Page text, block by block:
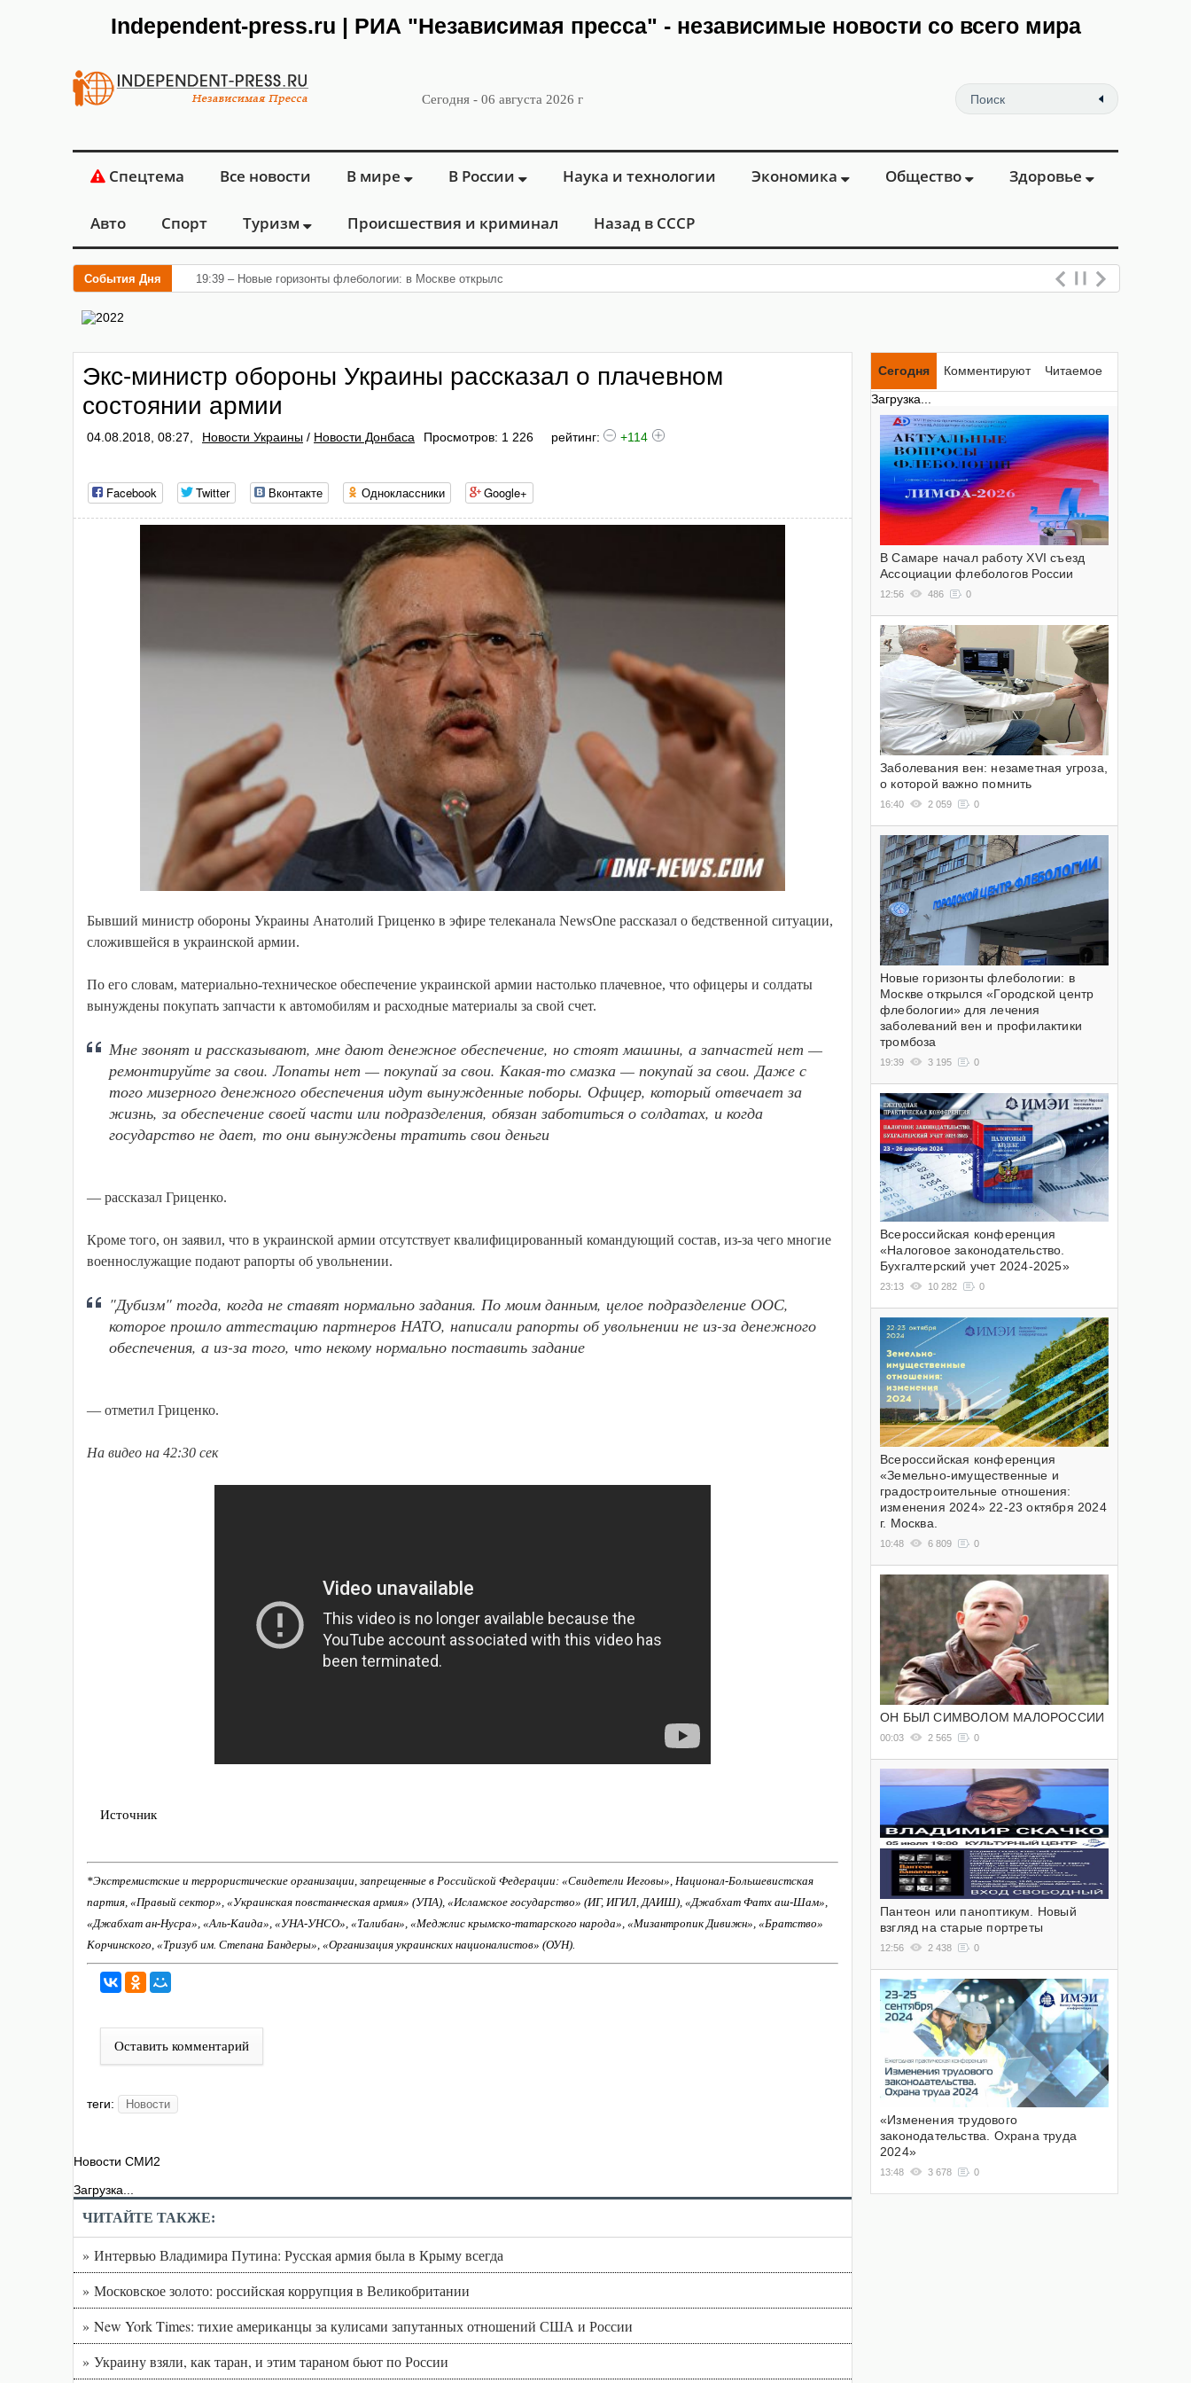
Independent-press.ru | РИА "Независимая пресса" - независимые новости со всего мира
Сегодня - 06 августа 2026 г
Спецтема Все новости В мире В России Наука и технологии Экономика Общество Здоровье
Авто Спорт Туризм Происшествия и криминал Назад в СССР
События Дня 19:39 – Новые горизонты флебологии: в Москве открылся «Городской центр флебологии» д
Экс-министр обороны Украины рассказал о плачевном
состоянии армии‍
04.08.2018, 08:27, Новости Украины / Новости Донбаса Просмотров: 1 226 рейтинг: +114
Facebook Twitter Вконтакте Одноклассники Google+
Бывший министр обороны Украины Анатолий Гриценко в эфире телеканала NewsOne рассказал о бедственной ситуации,
сложившейся в украинской армии.
По его словам, материально-техническое обеспечение украинской армии настолько плачевное, что офицеры и солдаты
вынуждены покупать запчасти к автомобилям и расходные материалы за свой счет.
Мне звонят и рассказывают, мне дают денежное обеспечение, но стоят машины, а запчастей нет —
ремонтируйте за свои. Лопаты нет — покупай за свои. Какая-то смазка — покупай за свои. Даже с
того мизерного денежного обеспечения идут вынужденные поборы. Офицер, который отвечает за
жизнь, за обеспечение своей части или подразделения, обязан заботиться о солдатах, и когда
государство не дает, то они вынуждены тратить свои деньги
— рассказал Гриценко.
Кроме того, он заявил, что в украинской армии отсутствует квалифицированный командующий состав, из-за чего многие
военнослужащие подают рапорты об увольнении.
"Дубизм" тогда, когда не ставят нормально задания. По моим данным, целое подразделение ООС,
которое прошло аттестацию партнеров НАТО, написали рапорты об увольнении не из-за денежного
обеспечения, а из-за того, что некому нормально поставить задание
— отметил Гриценко.
На видео на 42:30 сек
Источник
*Экстремистские и террористические организации, запрещенные в Российской Федерации: «Свидетели Иеговы», Национал-Большевистская
партия, «Правый сектор», «Украинская повстанческая армия» (УПА), «Исламское государство» (ИГ, ИГИЛ, ДАИШ), «Джабхат Фатх аш-Шам»,
«Джабхат ан-Нусра», «Аль-Каида», «УНА-УНСО», «Талибан», «Меджлис крымско-татарского народа», «Мизантропик Дивижн», «Братство»
Корчинского, «Тризуб им. Степана Бандеры», «Организация украинских националистов» (ОУН).
Оставить комментарий
теги: Новости
Новости СМИ2
Загрузка...
ЧИТАЙТЕ ТАКЖЕ:
» Интервью Владимира Путина: Русская армия была в Крыму всегда
» Московское золото: российская коррупция в Великобритании
» New York Times: тихие американцы за кулисами запутанных отношений США и России
» Украину взяли, как таран, и этим тараном бьют по России
Сегодня Комментируют
Читаемое
Загрузка...
В Самаре начал работу XVI съезд
Ассоциации флебологов России
12:56 486 0
Заболевания вен: незаметная угроза,
о которой важно помнить
16:40 2 059 0
Новые горизонты флебологии: в
Москве открылся «Городской центр
флебологии» для лечения
заболеваний вен и профилактики
тромбоза
19:39 3 195 0
Всероссийская конференция
«Налоговое законодательство.
Бухгалтерский учет 2024-2025»
23:13 10 282 0
Всероссийская конференция
«Земельно-имущественные и
градостроительные отношения:
изменения 2024» 22-23 октября 2024
г. Москва.
10:48 6 809 0
ОН БЫЛ СИМВОЛОМ МАЛОРОССИИ
00:03 2 565 0
Пантеон или паноптикум. Новый
взгляд на старые портреты
12:56 2 438 0
«Изменения трудового
законодательства. Охрана труда
2024»
13:48 3 678 0